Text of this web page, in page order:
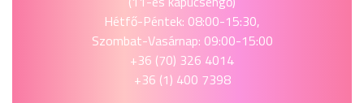
Hétfő-Péntek: 08:00-15:30,
Szombat-Vasárnap: 09:00-15:00
+36 (70) 326 4014
+36 (1) 400 7398